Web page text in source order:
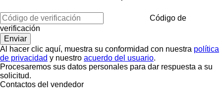
Código de
verificación
Al hacer clic aquí, muestra su conformidad con nuestra política
de privacidad y nuestro acuerdo del usuario.
Procesaremos sus datos personales para dar respuesta a su
solicitud.
Contactos del vendedor